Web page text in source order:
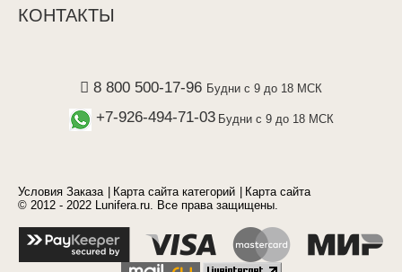
КОНТАКТЫ
8 800 500-17-96 Будни с 9 до 18 МСК
+7-926-494-71-03 Будни с 9 до 18 МСК
Условия Заказа Карта сайта категорий
Карта сайта
© 2012 - 2022 Lunifera.ru. Все права защищены.